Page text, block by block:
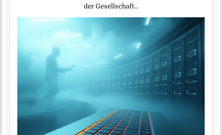
der Gesellschaft…